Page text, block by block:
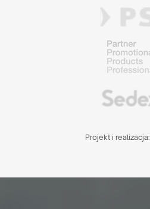
Projekt i realizacja: